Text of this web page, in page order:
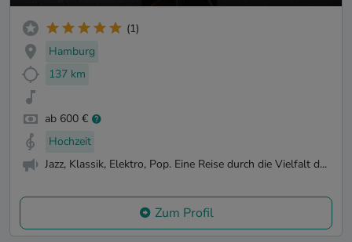
(1)
Hamburg
137 km
ab 600 €
Hochzeit
Jazz, Klassik, Elektro, Pop. Eine Reise durch die Vielfalt d...
Zum Profil